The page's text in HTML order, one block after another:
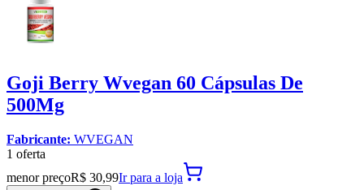
Goji Berry Wvegan 60 Cápsulas De
500Mg
Fabricante: WVEGAN
1 oferta
menor preçoR$ 30,99Ir para a loja